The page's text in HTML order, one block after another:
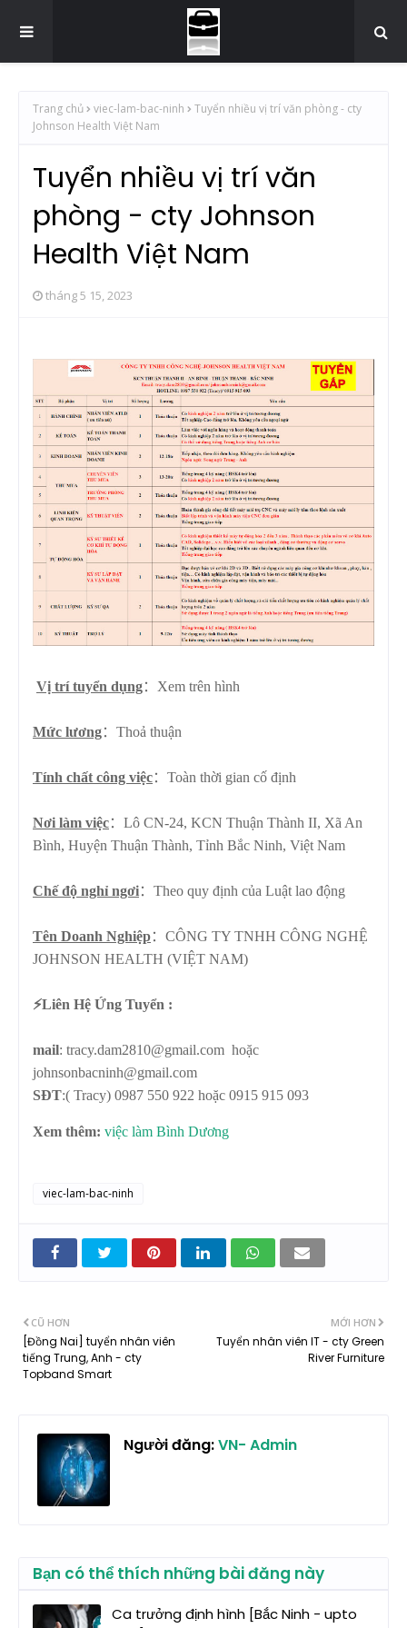
Trang chủ viec-lam-bac-ninh
Tuyển nhiều vị trí văn phòng - cty
Johnson Health Việt Nam
Tuyển nhiều vị trí văn
phòng - cty Johnson
Health Việt Nam
tháng 5 15, 2023
Vị trí tuyển dụng：Xem trên hình
Mức lương：Thoả thuận
Tính chất công việc： Toàn thời gian cố định
Nơi làm việc：Lô CN-24, KCN Thuận Thành II, Xã An
Bình, Huyện Thuận Thành, Tỉnh Bắc Ninh, Việt Nam
Chế độ nghỉ ngơi： Theo quy định của Luật lao động
Tên Doanh Nghiệp：CÔNG TY TNHH CÔNG NGHỆ
JOHNSON HEALTH (VIỆT NAM)
⚡️Liên Hệ Ứng Tuyển :
mail: tracy.dam2810@gmail.com hoặc
johnsonbacninh@gmail.com
SĐT:( Tracy) 0987 550 922 hoặc 0915 915 093
Xem thêm: việc làm Bình Dương
viec-lam-bac-ninh
MỚI HƠN
Tuyển nhân viên IT - cty Green
River Furniture
CŨ HƠN
[Đồng Nai] tuyển nhân viên
tiếng Trung, Anh - cty
Topband Smart
Người đăng:VN- Admin
Bạn có thể thích những bài đăng này
Ca trưởng định hình [Bắc Ninh - upto